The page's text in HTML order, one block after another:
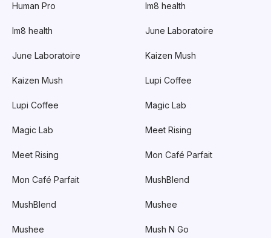
Human Pro
Im8 health
June Laboratoire
Kaizen Mush
Lupi Coffee
Magic Lab
Meet Rising
Mon Café Parfait
MushBlend
Mushee
Im8 health
June Laboratoire
Kaizen Mush
Lupi Coffee
Magic Lab
Meet Rising
Mon Café Parfait
MushBlend
Mushee
Mush N Go